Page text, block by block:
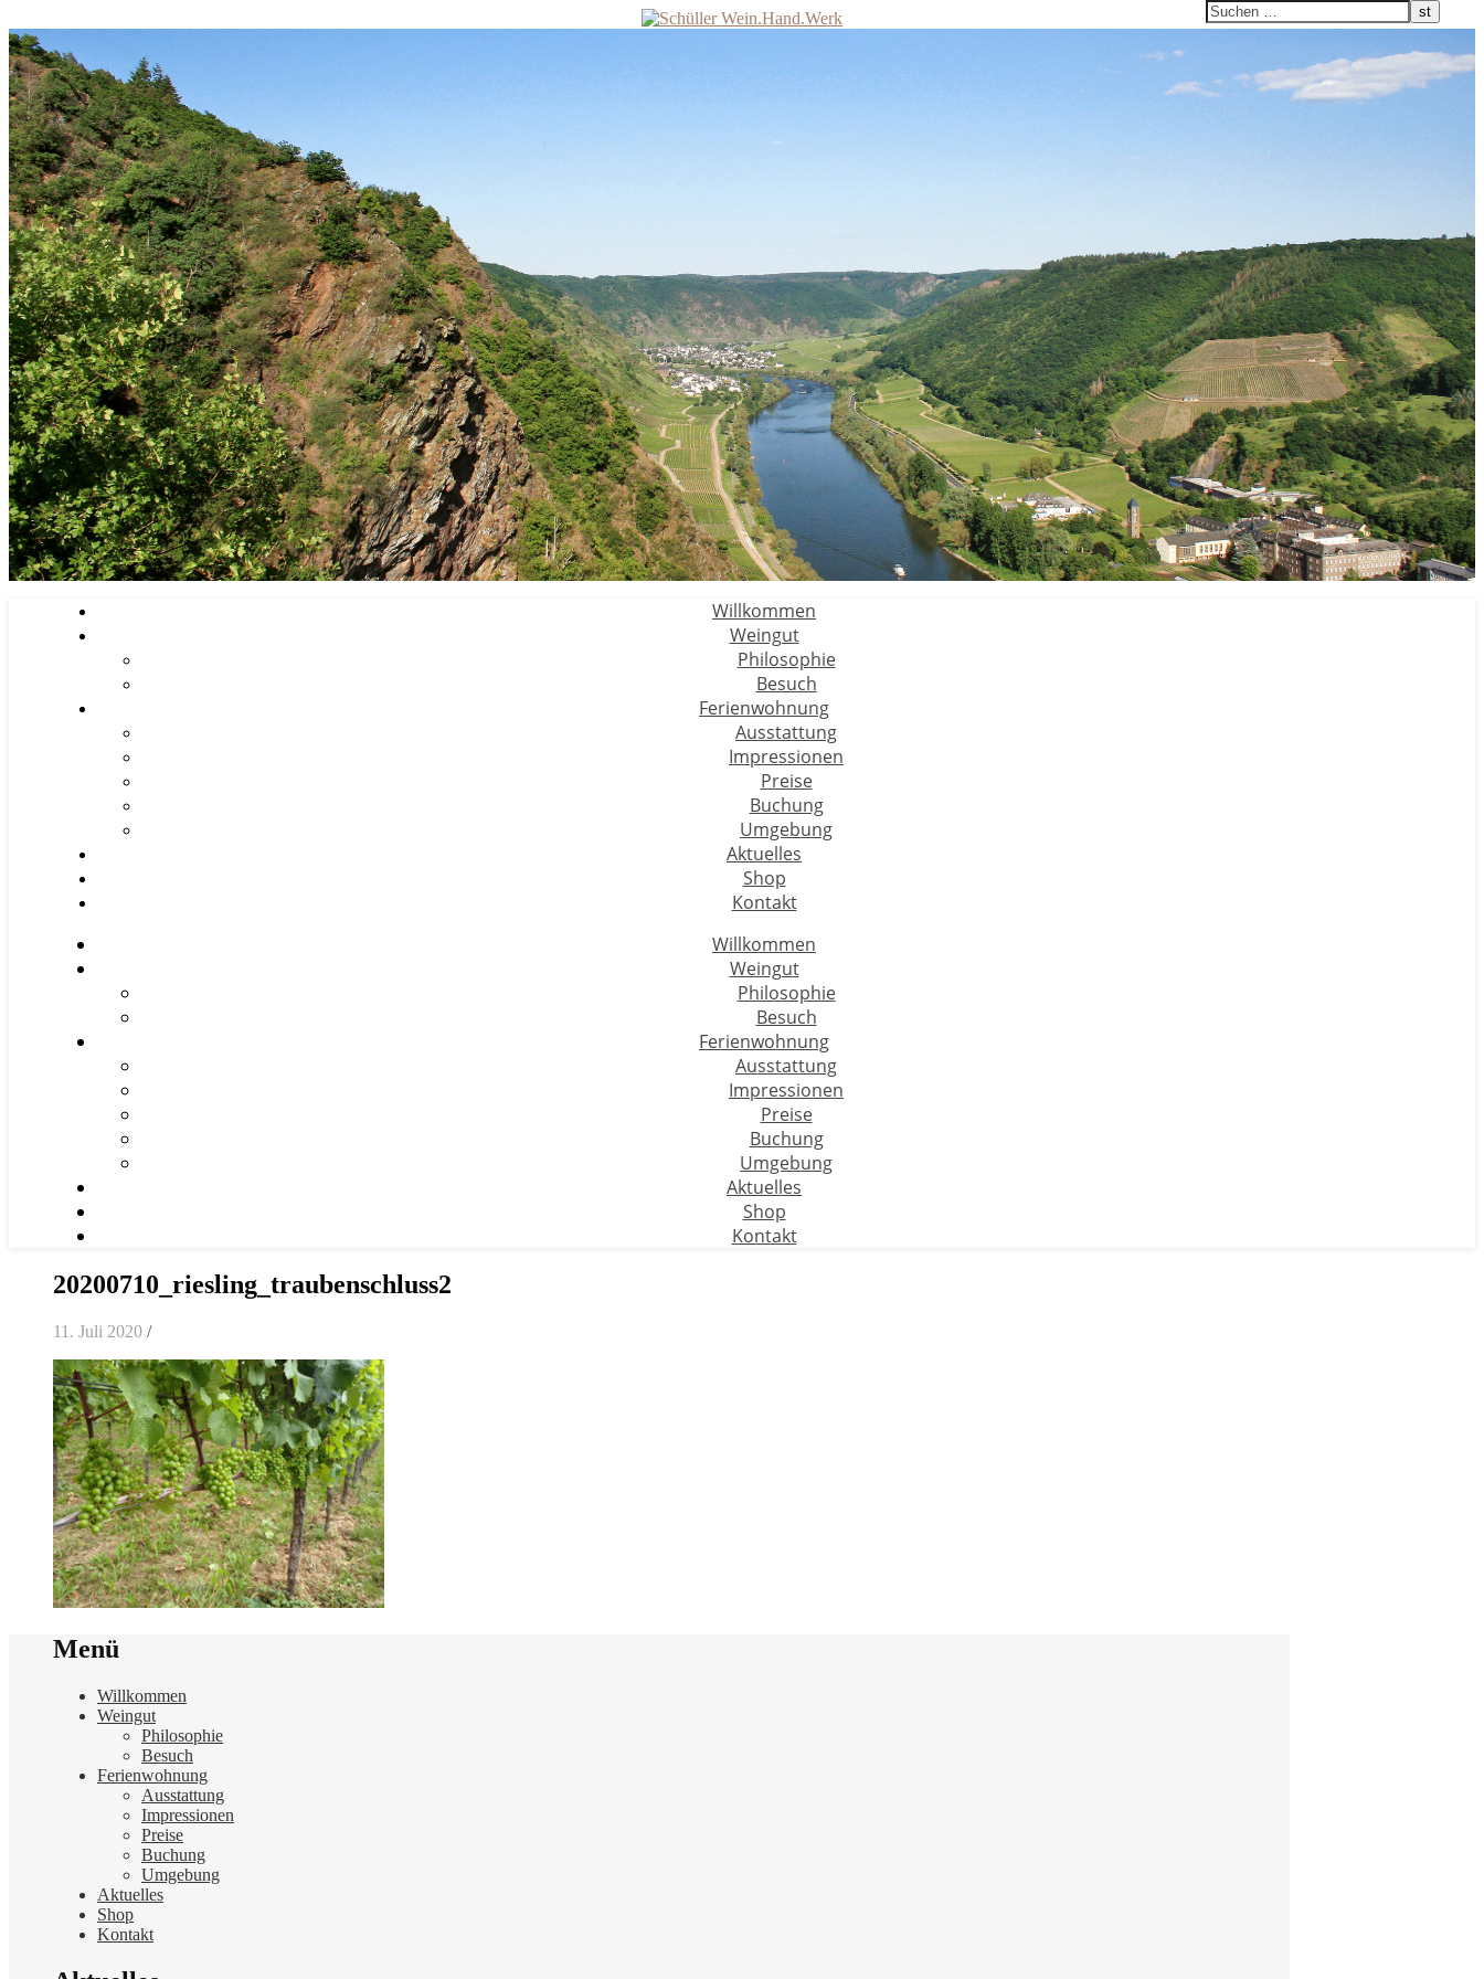
Willkommen
Weingut
Philosophie
Besuch
Ferienwohnung
Ausstattung
Impressionen
Preise
Buchung
Umgebung
Aktuelles
Shop
Kontakt
Willkommen
Weingut
Philosophie
Besuch
Ferienwohnung
Ausstattung
Impressionen
Preise
Buchung
Umgebung
Aktuelles
Shop
Kontakt
20200710_riesling_traubenschluss2
11. Juli 2020 /
Menü
Willkommen
Weingut
Philosophie
Besuch
Ferienwohnung
Ausstattung
Impressionen
Preise
Buchung
Umgebung
Aktuelles
Shop
Kontakt